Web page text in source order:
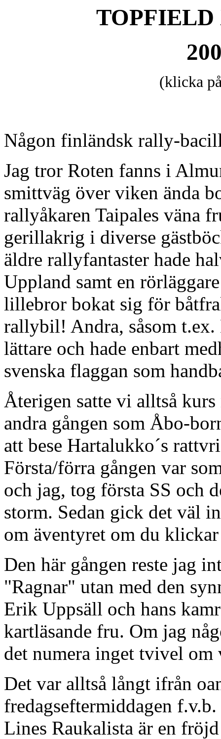
(klicka
Någon finländsk rally-
Jag tror Roten fanns i
smittväg över viken ända
rallyåkaren Taipales väna
gerillakrig i diverse
äldre rallyfantaster hade
Uppland samt en
lillebror bokat sig för
rallybil! Andra, såsom t.ex.
lättare och hade enbart
svenska flaggan som
Återigen satte vi alltså
andra gången som Åbo-
att bese Hartalukko´s
Första/förra gången var
och jag, tog första SS och
storm. Sedan gick det väl
om äventyret om du
Den här gången reste jag
"Ragnar" utan med den
Erik Uppsäll och hans
kartläsande fru. Om jag
det numera inget tvivel om
Det var alltså långt ifrån
fredagseftermiddagen
Lines Raukalista är en